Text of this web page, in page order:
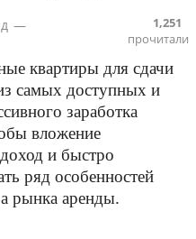
—
1,251
прочитали
квартиры для сдачи
самых доступных и
заработка
вложение
и быстро
ряд особенностей
рынка аренды.